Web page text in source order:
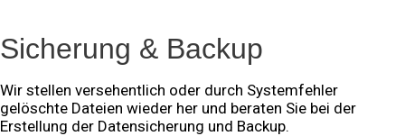
Sicherung & Backup
Wir stellen versehentlich oder durch Systemfehler
gelöschte Dateien wieder her und beraten Sie bei der
Erstellung der Datensicherung und Backup.